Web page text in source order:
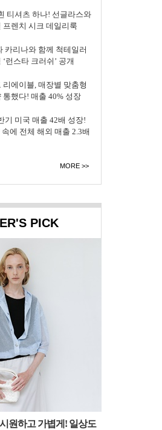
티셔츠 하나! 선글라스와
프렌치 시크 데일리룩
카리나와 함께 척테일러
런스타 크러쉬’ 공개
리에이블, 매장별 맞춤형
통했다! 매출 40% 성장
기 미국 매출 42배 성장!
에 전체 해외 매출 2.3배
MORE
PICK
원하고 가볍게! 일상도